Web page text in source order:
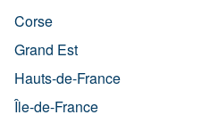
Corse
Grand Est
Hauts-de-France
Île-de-France